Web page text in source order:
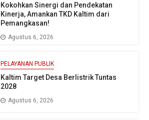
Kokohkan Sinergi dan Pendekatan
Kinerja, Amankan TKD Kaltim dari
Pemangkasan!
Agustus 6, 2026
PELAYANAN PUBLIK
Kaltim Target Desa Berlistrik Tuntas
2028
Agustus 6, 2026